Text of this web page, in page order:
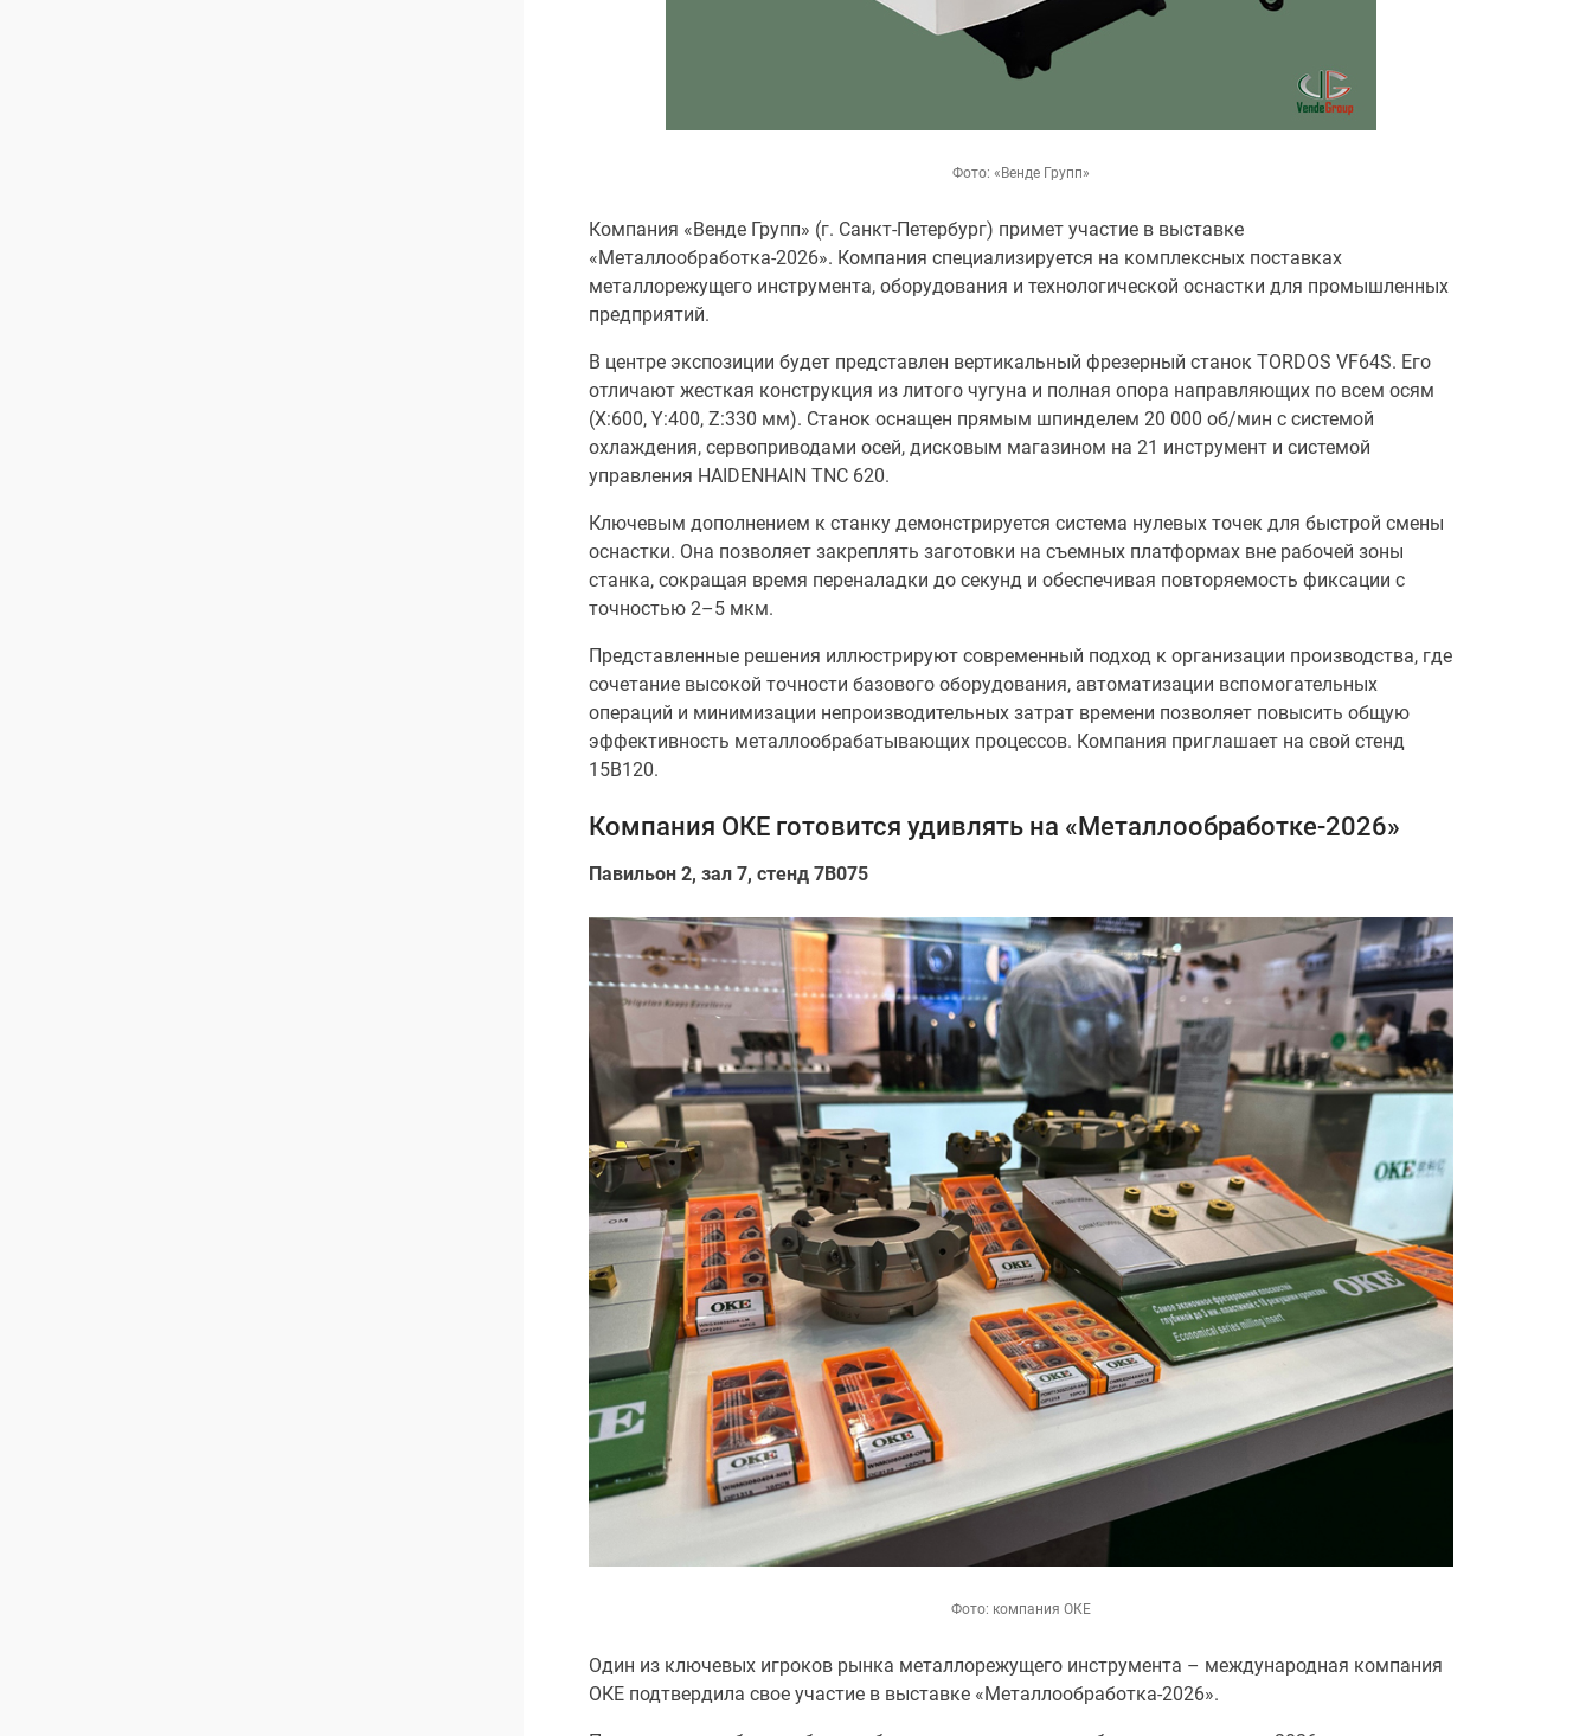
Фото: «Венде Групп»
Компания «Венде Групп» (г. Санкт-Петербург) примет участие в выставке
«Металлообработка-2026». Компания специализируется на комплексных поставках
металлорежущего инструмента, оборудования и технологической оснастки для промышленных
предприятий.
В центре экспозиции будет представлен вертикальный фрезерный станок TORDOS VF64S. Его
отличают жесткая конструкция из литого чугуна и полная опора направляющих по всем осям
(X:600, Y:400, Z:330 мм). Станок оснащен прямым шпинделем 20 000 об/мин с системой
охлаждения, сервоприводами осей, дисковым магазином на 21 инструмент и системой
управления HAIDENHAIN TNC 620.
Ключевым дополнением к станку демонстрируется система нулевых точек для быстрой смены
оснастки. Она позволяет закреплять заготовки на съемных платформах вне рабочей зоны
станка, сокращая время переналадки до секунд и обеспечивая повторяемость фиксации с
точностью 2–5 мкм.
Представленные решения иллюстрируют современный подход к организации производства, где
сочетание высокой точности базового оборудования, автоматизации вспомогательных
операций и минимизации непроизводительных затрат времени позволяет повысить общую
эффективность металлообрабатывающих процессов. Компания приглашает на свой стенд
15B120.
Компания ОКЕ готовится удивлять на «Металлообработке-2026»
Павильон 2, зал 7, стенд 7B075
Фото: компания ОКЕ
Один из ключевых игроков рынка металлорежущего инструмента – международная компания
ОКЕ подтвердила свое участие в выставке «Металлообработка-2026».